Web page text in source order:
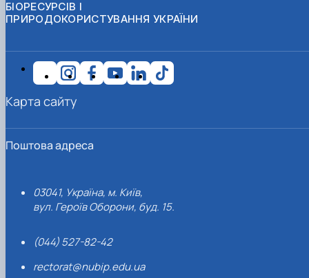
БІОРЕСУРСІВ І
ПРИРОДОКОРИСТУВАННЯ УКРАЇНИ
Поштова адреса
03041, Україна, м. Київ,
вул. Героїв Оборони, буд. 15.
(044) 527-82-42
rectorat@nubip.edu.ua
Карта сайту